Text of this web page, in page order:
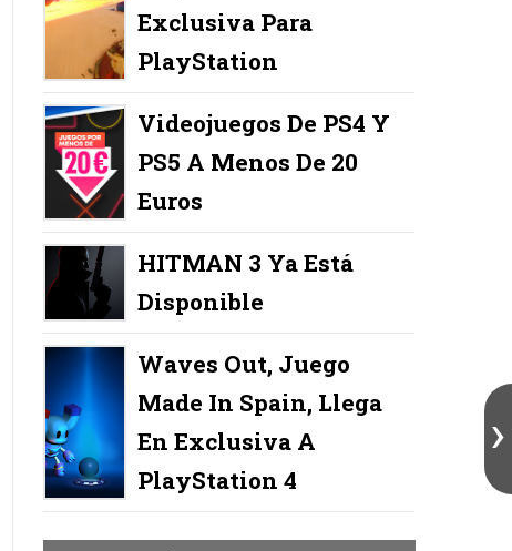
Exclusiva Para
PlayStation
Videojuegos De PS4 Y
PS5 A Menos De 20
Euros
HITMAN 3 Ya Está
Disponible
Waves Out, Juego
Made In Spain, Llega
En Exclusiva A
PlayStation 4